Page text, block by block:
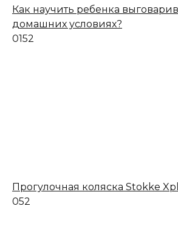
Как научить ребенка
домашних условиях?
0152
Прогулочная коляска Stokke
052